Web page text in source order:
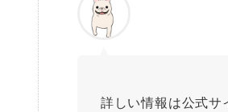
詳しい情報は公式サ